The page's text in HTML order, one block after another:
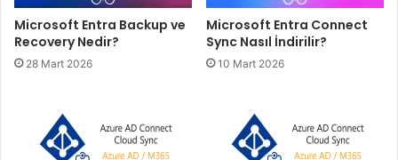
Microsoft Entra Backup ve
Recovery Nedir?
28 Mart 2026
Microsoft Entra Connect
Sync Nasıl İndirilir?
10 Mart 2026